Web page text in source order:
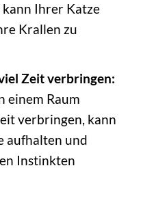
Ihrer Katze
Krallen zu
Zeit verbringen:
einem Raum
verbringen, kann
aufhalten und
Instinkten